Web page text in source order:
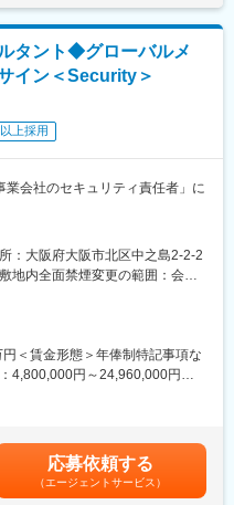
フォーマンスを向上させるため
の種類は、ご経験とスキル・
いたします。
保険加入者との日々の関係性を
モデルの構想立案から安定事業
ブランド・マーケティング戦略
・人財変革、データ利活用戦
を含めたカスタマーフロントの
プリバンク構想から実際の導
タルマーケティング戦略の立
覚を持ち、企業の変革実現に対
サービストレンドに対する感度
カルシンキングやスライドライ
タント◆グローバルメ
イン＜Security＞
上採用
会社のセキュリティ責任者」に
サービスの提供をお任せ
ための育成×社内異動制度で幅
クからお客様を守り、レジリエ
ンサルティング及びサービス提
ループです。
本人のご経験・スキルに応じて
：大阪府大阪市北区中之島2-2-2
地内全面禁煙変更の範囲：会社
含む）
＜賃金形態＞年俸制特記事項な
4,800,000円～24,960,000円そ
種手当、残業代（約20時間
す。（アナリスト～MD／リード
でも目安の金額であり、選考を
応募依頼する
（エージェントサービス）